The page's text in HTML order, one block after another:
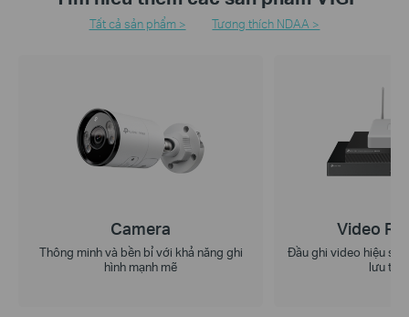
Tất cả sản phẩm > Tương thích NDAA >
Camera
Thông minh và bền bỉ với khả năng ghi
hình mạnh mẽ
Video
Đầu ghi video hiệu
lưu trữ